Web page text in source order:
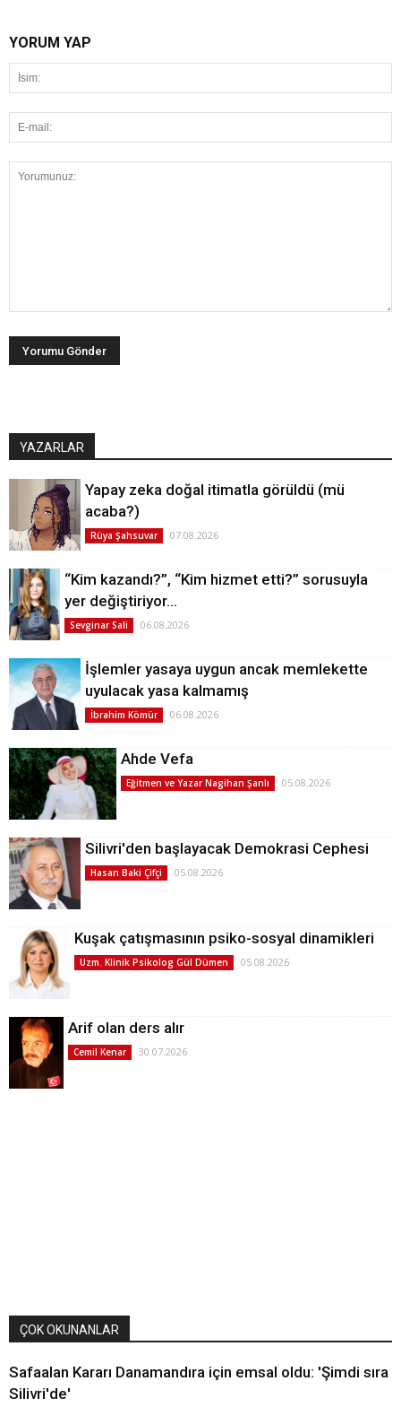
YORUM YAP
YAZARLAR
Yapay zeka doğal itimatla görüldü (mü
acaba?)
Rüya Şahsuvar 07.08.2026
“Kim kazandı?”, “Kim hizmet etti?” sorusuyla
yer değiştiriyor…
Sevginar Sali 06.08.2026
İşlemler yasaya uygun ancak memlekette
uyulacak yasa kalmamış
İbrahim Kömür 06.08.2026
Ahde Vefa
Eğitmen ve Yazar Nagihan Şanlı 05.08.2026
Silivri'den başlayacak Demokrasi Cephesi
Hasan Baki Çifçi 05.08.2026
Kuşak çatışmasının psiko-sosyal dinamikleri
Uzm. Klinik Psikolog Gül Dümen 05.08.2026
Arif olan ders alır
Cemil Kenar 30.07.2026
ÇOK OKUNANLAR
Safaalan Kararı Danamandıra için emsal oldu: 'Şimdi sıra
Silivri'de'